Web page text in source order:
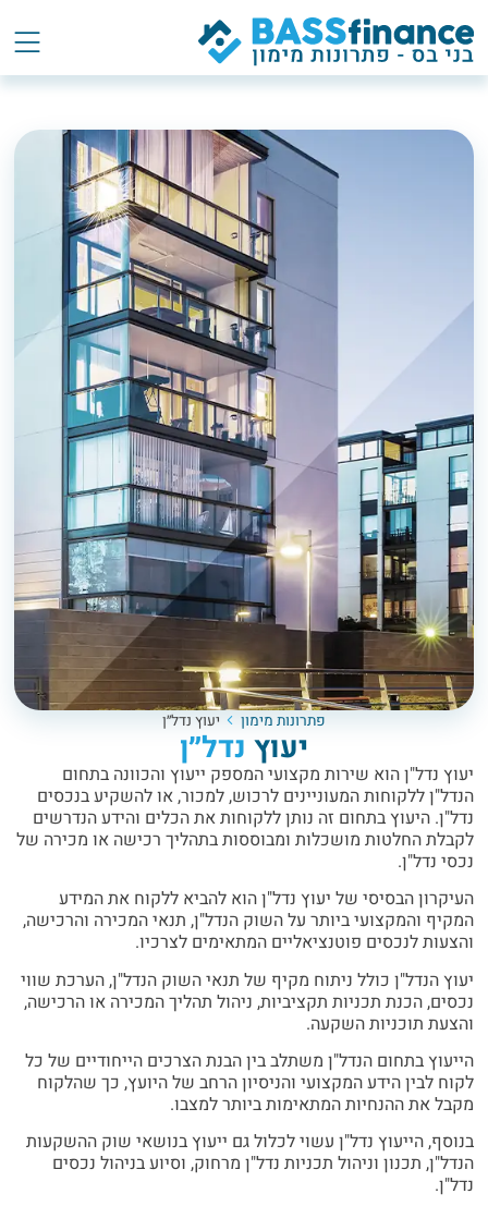
פתרונות מימון יעוץ נדל״ן
יעוץ נדל״ן
יעוץ נדל"ן הוא שירות מקצועי המספק ייעוץ והכוונה בתחום
הנדל"ן ללקוחות המעוניינים לרכוש, למכור, או להשקיע בנכסים
נדל"ן. היעוץ בתחום זה נותן ללקוחות את הכלים והידע הנדרשים
לקבלת החלטות מושכלות ומבוססות בתהליך רכישה או מכירה של
נכסי נדל"ן.
העיקרון הבסיסי של יעוץ נדל"ן הוא להביא ללקוח את המידע
המקיף והמקצועי ביותר על השוק הנדל"ן, תנאי המכירה והרכישה,
והצעות לנכסים פוטנציאליים המתאימים לצרכיו.
יעוץ הנדל"ן כולל ניתוח מקיף של תנאי השוק הנדל"ן, הערכת שווי
נכסים, הכנת תכניות תקציביות, ניהול תהליך המכירה או הרכישה,
והצעת תוכניות השקעה.
הייעוץ בתחום הנדל"ן משתלב בין הבנת הצרכים הייחודיים של כל
לקוח לבין הידע המקצועי והניסיון הרחב של היועץ, כך שהלקוח
מקבל את ההנחיות המתאימות ביותר למצבו.
בנוסף, הייעוץ נדל"ן עשוי לכלול גם ייעוץ בנושאי שוק ההשקעות
הנדל"ן, תכנון וניהול תכניות נדל"ן מרחוק, וסיוע בניהול נכסים
נדל"ן.